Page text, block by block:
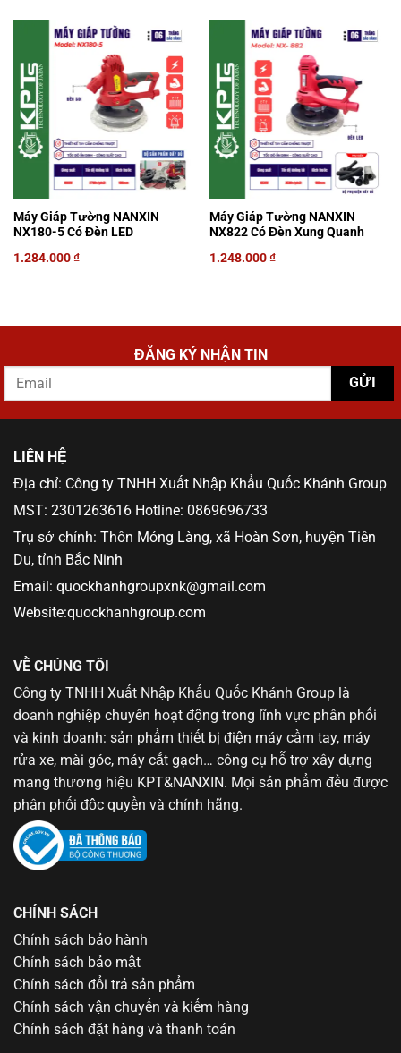
Máy Giáp Tường NANXIN
NX180-5 Có Đèn LED
1.284.000₫
Máy Giáp Tường NANXIN
NX822 Có Đèn Xung Quanh
1.248.000₫
ĐĂNG KÝ NHẬN TIN
LIÊN HỆ
Địa chỉ: Công ty TNHH Xuất Nhập Khẩu Quốc Khánh Group
MST: 2301263616 Hotline: 0869696733
Trụ sở chính: Thôn Móng Làng, xã Hoàn Sơn, huyện Tiên
Du, tỉnh Bắc Ninh
Email: quockhanhgroupxnk@gmail.com
Website:quockhanhgroup.com
VỀ CHÚNG TÔI
Công ty TNHH Xuất Nhập Khẩu Quốc Khánh Group là
doanh nghiệp chuyên hoạt động trong lĩnh vực phân phối
và kinh doanh: sản phẩm thiết bị điện máy cầm tay, máy
rửa xe, mài góc, máy cắt gạch… công cụ hỗ trợ xây dựng
mang thương hiệu KPT&NANXIN. Mọi sản phẩm đều được
phân phối độc quyền và chính hãng.
CHÍNH SÁCH
Chính sách bảo hành
Chính sách bảo mật
Chính sách đổi trả sản phẩm
Chính sách vận chuyển và kiểm hàng
Chính sách đặt hàng và thanh toán